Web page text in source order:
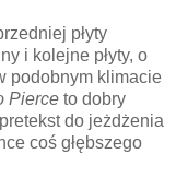
płyty
i kolejne płyty, o
podobnym klimacie
Pierce to dobry
do jeżdżenia
coś głębszego